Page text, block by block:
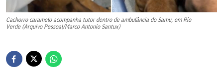
Cachorro caramelo acompanha tutor dentro de ambulância do Samu, em Rio
Verde (Arquivo Pessoal/Marco Antonio Santux)